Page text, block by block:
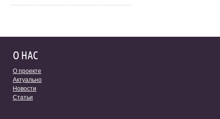
О НАС
О проекте
Актуально
Новости
Статьи